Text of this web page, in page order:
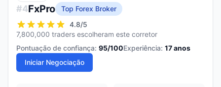
#4FxPro
Top Forex Broker
4.8/5
7,800,000 traders escolheram este corretor
Pontuação de confiança: 95/100Experiência: 17anos
Iniciar Negociação